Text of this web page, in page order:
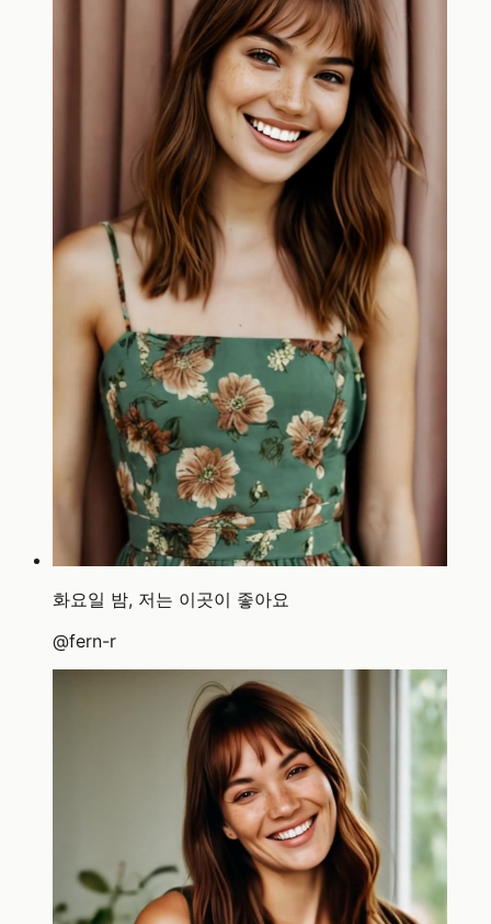
화요일 밤, 저는 이곳이 좋아요
@fern-r